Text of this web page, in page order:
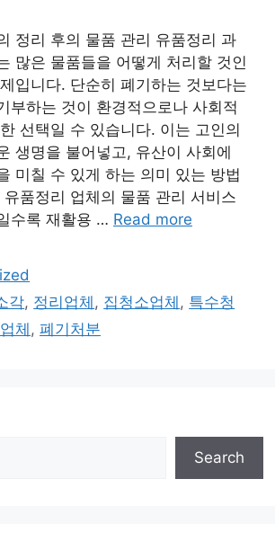
정리 후의 물품 관리 유품정리 과
많은 물품들을 어떻게 처리할 것인
입니다. 단순히 폐기하는 것보다는
부하는 것이 환경적으로나 사회적
선택일 수 있습니다. 이는 고인의
생명을 불어넣고, 유산이 사회에
미칠 수 있게 하는 의미 있는 방법
품정리 업체의 물품 관리 서비스
수록 재활용 … Read more
각, 정리업체 , 집청소업체 , 특수청
체 , 폐기처분
Search